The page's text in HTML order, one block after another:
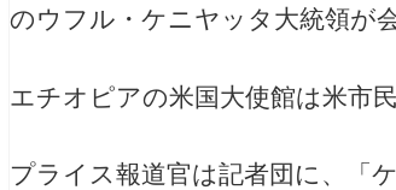
のウフル・ケニヤッタ大統領が
エチオピアの米国大使館は米市
プライス報道官は記者団に、「